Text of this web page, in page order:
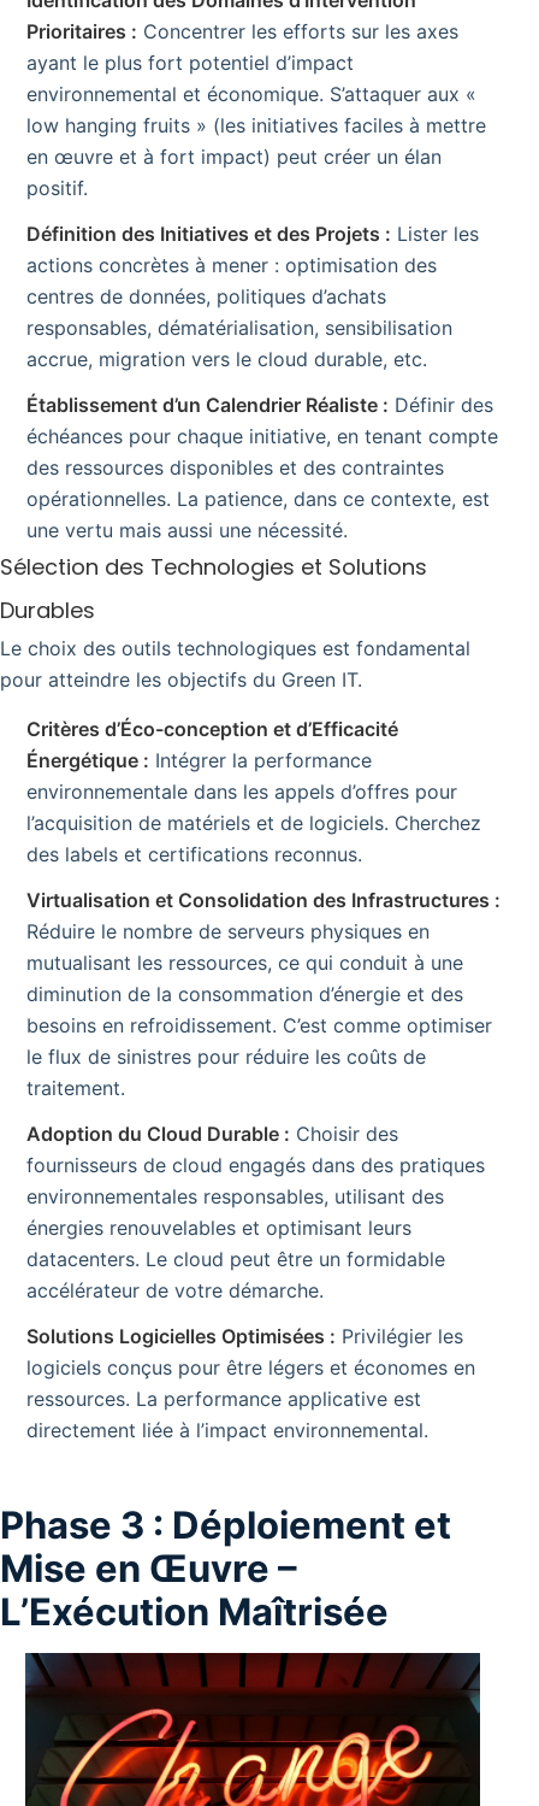
Prioritaires : Concentrer les efforts sur les axes
ayant le plus fort potentiel d’impact
environnemental et économique. S’attaquer aux «
low hanging fruits » (les initiatives faciles à mettre
en œuvre et à fort impact) peut créer un élan
positif.
Définition des Initiatives et des Projets : Lister les
actions concrètes à mener : optimisation des
centres de données, politiques d’achats
responsables, dématérialisation, sensibilisation
accrue, migration vers le cloud durable, etc.
Établissement d’un Calendrier Réaliste : Définir des
échéances pour chaque initiative, en tenant compte
des ressources disponibles et des contraintes
opérationnelles. La patience, dans ce contexte, est
une vertu mais aussi une nécessité.
Sélection des Technologies et Solutions
Durables
Le choix des outils technologiques est fondamental
pour atteindre les objectifs du Green IT.
Critères d’Éco-conception et d’Efficacité
Énergétique : Intégrer la performance
environnementale dans les appels d’offres pour
l’acquisition de matériels et de logiciels. Cherchez
des labels et certifications reconnus.
Virtualisation et Consolidation des Infrastructures :
Réduire le nombre de serveurs physiques en
mutualisant les ressources, ce qui conduit à une
diminution de la consommation d’énergie et des
besoins en refroidissement. C’est comme optimiser
le flux de sinistres pour réduire les coûts de
traitement.
Adoption du Cloud Durable : Choisir des
fournisseurs de cloud engagés dans des pratiques
environnementales responsables, utilisant des
énergies renouvelables et optimisant leurs
datacenters. Le cloud peut être un formidable
accélérateur de votre démarche.
Solutions Logicielles Optimisées : Privilégier les
logiciels conçus pour être légers et économes en
ressources. La performance applicative est
directement liée à l’impact environnemental.
Phase 3 : Déploiement et
Mise en Œuvre –
L’Exécution Maîtrisée